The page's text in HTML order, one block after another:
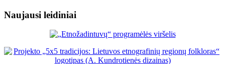
Naujausi leidiniai